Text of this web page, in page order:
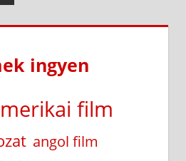
ingyen
film
angol film